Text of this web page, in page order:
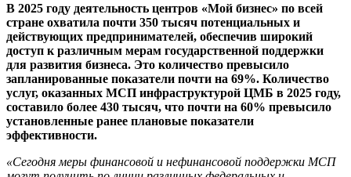
В 2025 году деятельность центров «Мой бизнес» по всей
стране охватила почти 350 тысяч потенциальных и
действующих предпринимателей, обеспечив широкий
доступ к различным мерам государственной поддержки
для развития бизнеса. Это количество превысило
запланированные показатели почти на 69%. Количество
услуг, оказанных МСП инфраструктурой ЦМБ в 2025 году,
составило более 430 тысяч, что почти на 60% превысило
установленные ранее плановые показатели
эффективности.
«Сегодня меры финансовой и нефинансовой поддержки МСП